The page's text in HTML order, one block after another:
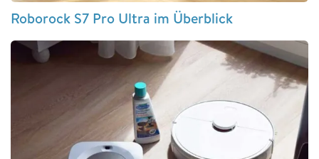
Roborock S7 Pro Ultra im Überblick